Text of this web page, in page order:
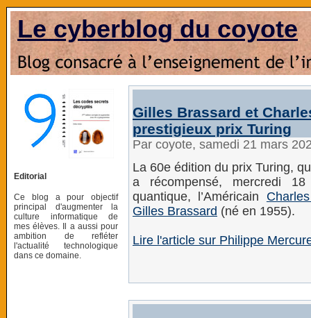
Le cyberblog du coyote
Editorial
Ce blog a pour objectif
principal d'augmenter la
culture informatique de
mes élèves. Il a aussi pour
ambition de refléter
l'actualité technologique
dans ce domaine.
Gilles Brassard et
prestigieux prix Turing
Par coyote, samedi 21 mars
La 60e édition du prix Turing,
a récompensé, mercredi
quantique, l’Américain
Gilles Brassard (né en 1955).
Lire l'article sur Philippe